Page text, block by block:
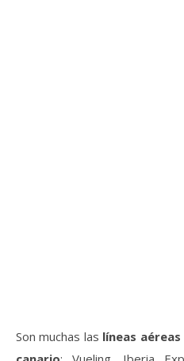
Son muchas las líneas